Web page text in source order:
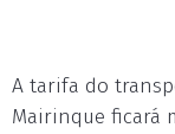
A tarifa do
Mairinque ficará